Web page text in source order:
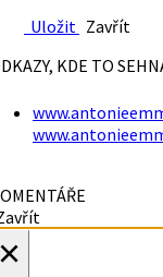
Uložit Zavřít
KDE TO